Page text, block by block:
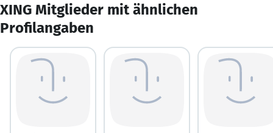
XING Mitglieder mit ähnlichen
Profilangaben